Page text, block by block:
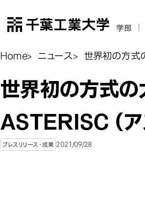
千葉工業大学
学部
Home ニュース 世界初の方式
世界初の方式の
ASTERISC（ア
プレスリリース・成果 2021/09/28